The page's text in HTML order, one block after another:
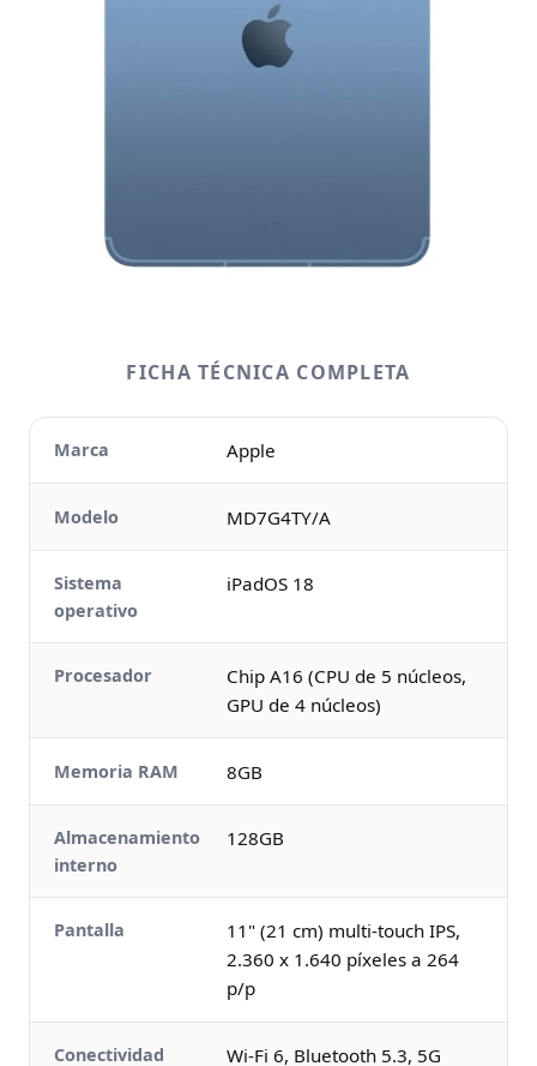
FICHA TÉCNICA COMPLETA
Marca Apple
Modelo MD7G4TY/A
Sistema
operativo
iPadOS 18
Procesador
Chip A16 (CPU de 5 núcleos,
GPU de 4 núcleos)
Memoria RAM 8GB
Almacenamiento
interno
128GB
Pantalla
11" (21 cm) multi-touch IPS,
2.360 x 1.640 píxeles a 264
p/p
Conectividad Wi-Fi 6, Bluetooth 5.3, 5G